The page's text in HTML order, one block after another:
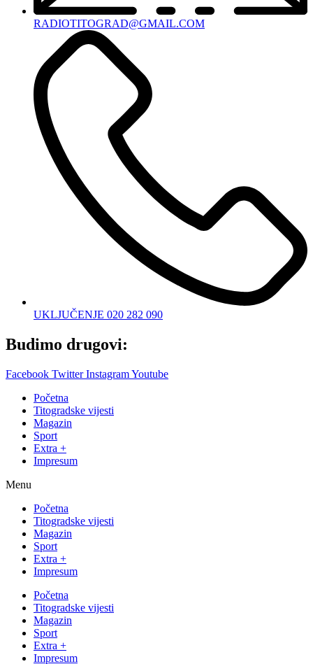
RADIOTITOGRAD@GMAIL.COM
UKLJUČENJE 020 282 090
Budimo drugovi:
Facebook Twitter InstagramYoutube
Početna
Titogradske vijesti
Magazin
Sport
Extra +
Impresum
Menu
Početna
Titogradske vijesti
Magazin
Sport
Extra +
Impresum
Početna
Titogradske vijesti
Magazin
Sport
Extra +
Impresum